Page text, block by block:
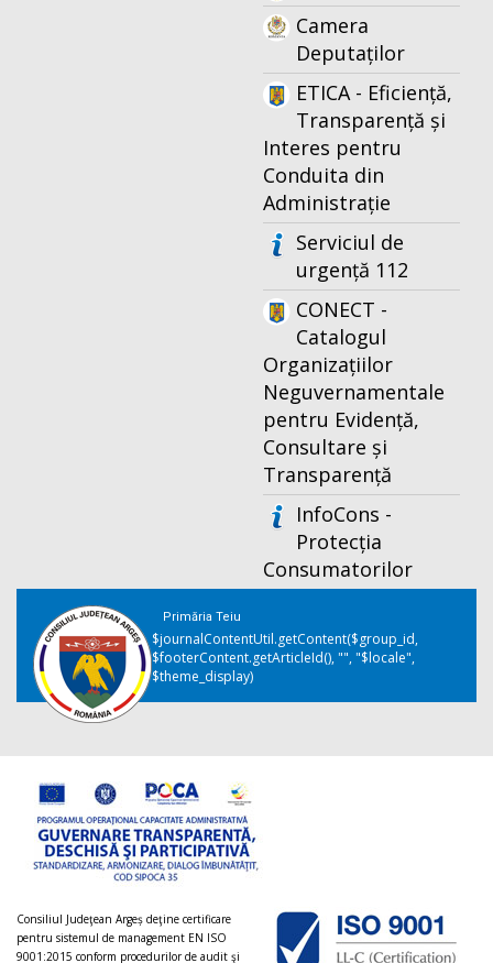
Camera
Deputaților
ETICA - Eficiență,
Transparență și
Interes pentru
Conduita din
Administrație
Serviciul de
urgență 112
CONECT -
Catalogul
Organizațiilor
Neguvernamentale
pentru Evidență,
Consultare și
Transparență
InfoCons -
Protecția
Consumatorilor
Primăria Teiu
$journalContentUtil.getContent($group_id,
$footerContent.getArticleId(), "", "$locale",
$theme_display)
Consiliul Judeţean Argeș deţine certificare
pentru sistemul de management EN ISO
9001:2015 conform procedurilor de audit şi